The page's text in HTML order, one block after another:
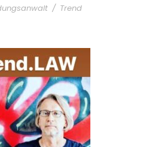
/ Trend
PRESLMAYR:
UND
IM